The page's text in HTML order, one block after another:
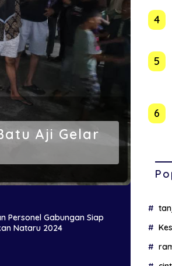
Aji Gelar
Personel Gabungan Siap
Nataru 2024
4
5
6